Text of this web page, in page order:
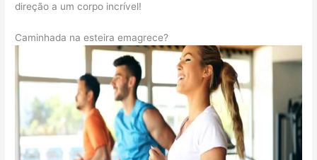
direção a um corpo incrível!
Caminhada na esteira emagrece?